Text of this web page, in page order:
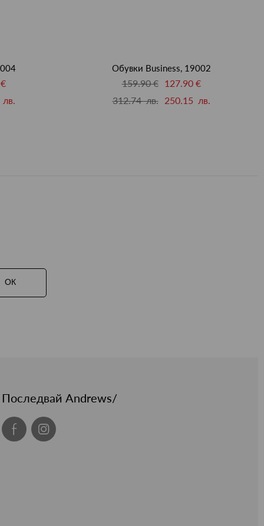
Обувки Business, 19002
159.90 €
127.90 €
312.74 лв.
250.15 лв.
ОК
Последвай Andrews/